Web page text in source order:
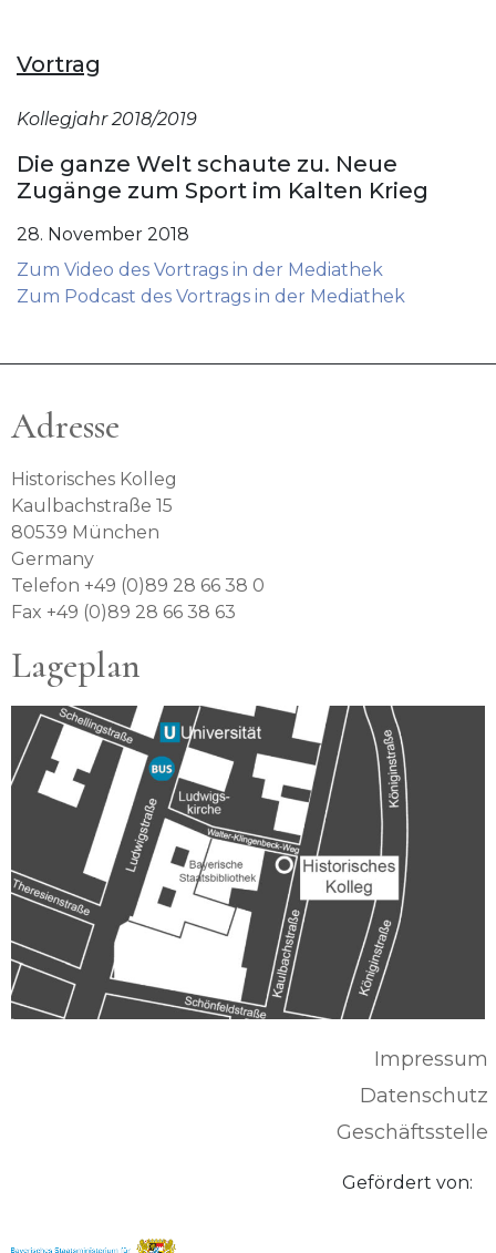
Vortrag
Kollegjahr 2018/2019
Die ganze Welt schaute zu. Neue
Zugänge zum Sport im Kalten Krieg
28. November 2018
Zum Video des Vortrags in der Mediathek
Zum Podcast des Vortrags in der Mediathek
Adresse
Historisches Kolleg
Kaulbachstraße 15
80539 München
Germany
Telefon +49 (0)89 28 66 38 0
Fax +49 (0)89 28 66 38 63
Lageplan
Impressum
Datenschutz
Geschäftsstelle
Gefördert von: